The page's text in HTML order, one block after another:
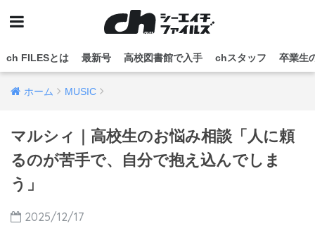
ch FILESとは 最新号 高校図書館で入手 chスタッフ 卒業生
ホーム MUSIC
マルシィ｜高校生のお悩み相談「人に頼
るのが苦手で、自分で抱え込んでしま
う」
2025/12/17